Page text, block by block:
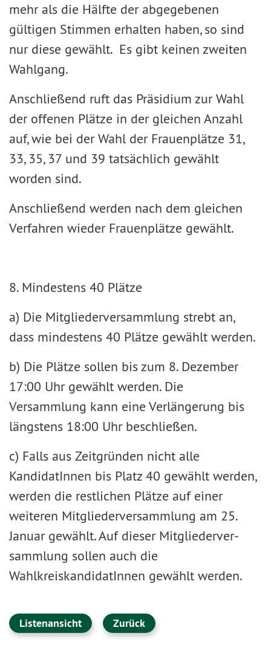
mehr als die Hälfte der abgegebenen
gültigen Stimmen erhal­ten haben, so sind
nur diese gewählt. Es gibt keinen zweiten
Wahlgang.
Anschließend ruft das Präsidium zur Wahl
der offenen Plätze in der gleichen Anzahl
auf, wie bei der Wahl der Frauenplätze 31,
33, 35, 37 und 39 tatsächlich gewählt
worden sind.
Anschließend werden nach dem gleichen
Verfahren wieder Frauenplätze gewählt.
8. Mindestens 40 Plätze
a) Die Mitgliederversammlung strebt an,
dass mindestens 40 Plätze gewählt werden.
b) Die Plätze sollen bis zum 8. Dezember
17:00 Uhr gewählt werden. Die
Versammlung kann eine Verlängerung bis
längstens 18:00 Uhr beschließen.
c) Falls aus Zeitgründen nicht alle
KandidatInnen bis Platz 40 gewählt werden,
werden die restlichen Plätze auf einer
weiteren Mitgliederversammlung am 25.
Januar gewählt. Auf dieser Mitgliederver­
sammlung sollen auch die
WahlkreiskandidatInnen gewählt werden.
Listenansicht Zurück